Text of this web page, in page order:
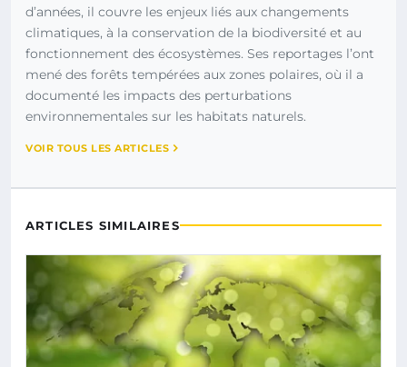
d’années, il couvre les enjeux liés aux changements
climatiques, à la conservation de la biodiversité et au
fonctionnement des écosystèmes. Ses reportages l’ont
mené des forêts tempérées aux zones polaires, où il a
documenté les impacts des perturbations
environnementales sur les habitats naturels.
VOIR TOUS LES ARTICLES
ARTICLES SIMILAIRES